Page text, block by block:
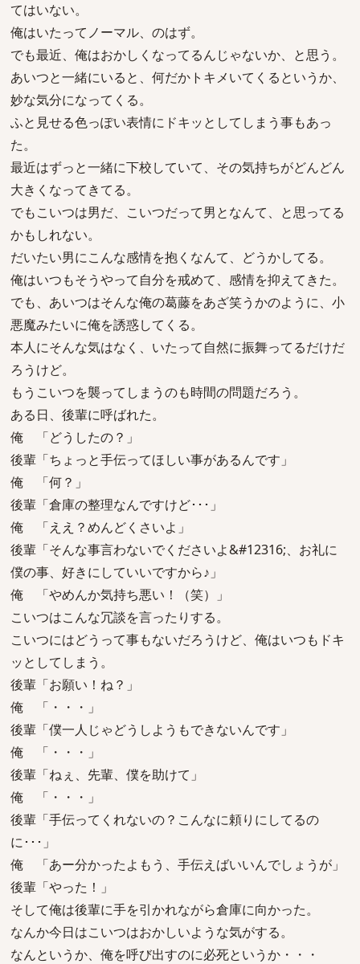
てはいない。
俺はいたってノーマル、のはず。
でも最近、俺はおかしくなってるんじゃないか、と思う。
あいつと一緒にいると、何だかトキメいてくるというか、
妙な気分になってくる。
ふと見せる色っぽい表情にドキッとしてしまう事もあっ
た。
最近はずっと一緒に下校していて、その気持ちがどんどん
大きくなってきてる。
でもこいつは男だ、こいつだって男となんて、と思ってる
かもしれない。
だいたい男にこんな感情を抱くなんて、どうかしてる。
俺はいつもそうやって自分を戒めて、感情を抑えてきた。
でも、あいつはそんな俺の葛藤をあざ笑うかのように、小
悪魔みたいに俺を誘惑してくる。
本人にそんな気はなく、いたって自然に振舞ってるだけだ
ろうけど。
もうこいつを襲ってしまうのも時間の問題だろう。
ある日、後輩に呼ばれた。
俺 「どうしたの？」
後輩「ちょっと手伝ってほしい事があるんです」
俺 「何？」
後輩「倉庫の整理なんですけど･･･」
俺 「ええ？めんどくさいよ」
後輩「そんな事言わないでくださいよ&#12316;、お礼に
僕の事、好きにしていいですから♪」
俺 「やめんか気持ち悪い！（笑）」
こいつはこんな冗談を言ったりする。
こいつにはどうって事もないだろうけど、俺はいつもドキ
ッとしてしまう。
後輩「お願い！ね？」
俺 「・・・」
後輩「僕一人じゃどうしようもできないんです」
俺 「・・・」
後輩「ねぇ、先輩、僕を助けて」
俺 「・・・」
後輩「手伝ってくれないの？こんなに頼りにしてるの
に･･･」
俺 「あー分かったよもう、手伝えばいいんでしょうが」
後輩「やった！」
そして俺は後輩に手を引かれながら倉庫に向かった。
なんか今日はこいつはおかしいような気がする。
なんというか、俺を呼び出すのに必死というか・・・